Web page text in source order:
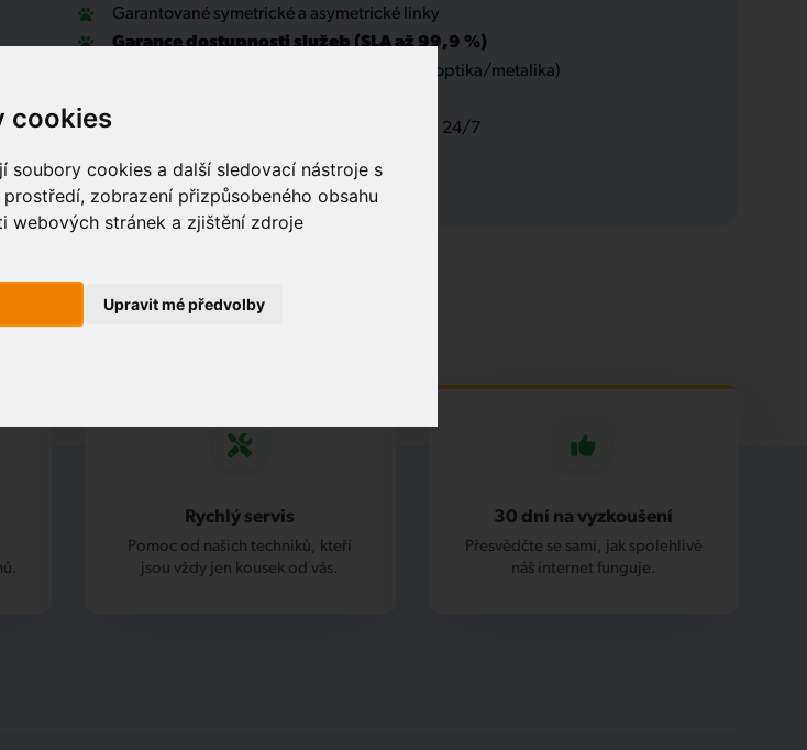
cookies
soubory cookies a další sledovací nástroje s
zobrazení přizpůsobeného obsahu
webových stránek a zjištění zdroje
Upravit mé předvolby
Garantované symetrické a asymetrické linky
Garance dostupnosti služeb (SLA až 99,9 %)
Optické přípojky a interní datové rozvody (optika/metalika)
IT outsourcing, správa sítí a servis, podpora 24/7
Rychlý servis
Pomoc od našich techniků, kteří
jsou vždy jen kousek od vás.
30 dní na vyzkoušení
Přesvědčte se sami, jak spolehlivě
náš internet funguje.